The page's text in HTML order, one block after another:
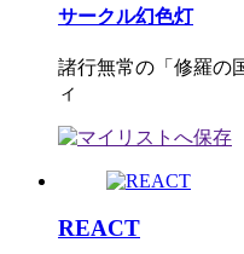
サークル幻色灯
諸行無常の「修羅の
ィ
REACT